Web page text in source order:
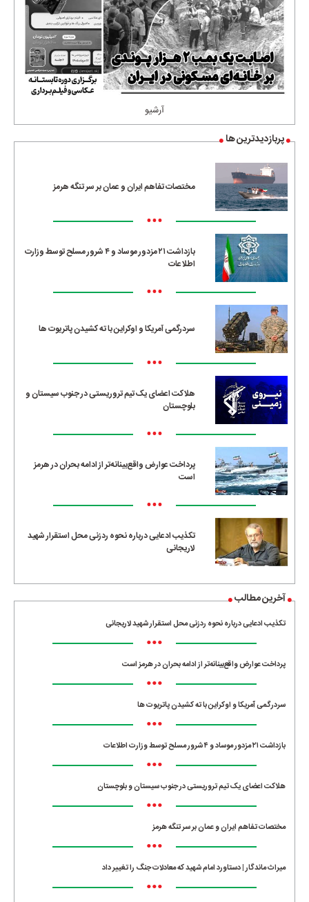
آرشیو
پربازدیدترین ها
مختصات تفاهم ایران و عمان بر سر تنگه هرمز
•••
بازداشت ۲۱ مزدور موساد و ۴ شرور مسلح توسط وزارت
اطلاعات
•••
سردرگمی آمریکا و اوکراین با ته کشیدن پاتریوت ها
•••
هلاکت اعضای یک تیم تروریستی در جنوب سیستان و
بلوچستان
•••
پرداخت عوارض واقع‌بینانه‌تر از ادامه بحران در هرمز
است
•••
تکذیب ادعایی درباره نحوه ردزنی محل استقرار شهید
لاریجانی
آخرین مطالب
تکذیب ادعایی درباره نحوه ردزنی محل استقرار شهید لاریجانی
•••
پرداخت عوارض واقع‌بینانه‌تر از ادامه بحران در هرمز است
•••
سردرگمی آمریکا و اوکراین با ته کشیدن پاتریوت ها
•••
بازداشت ۲۱ مزدور موساد و ۴ شرور مسلح توسط وزارت اطلاعات
•••
هلاکت اعضای یک تیم تروریستی در جنوب سیستان و بلوچستان
•••
مختصات تفاهم ایران و عمان بر سر تنگه هرمز
•••
میراث ماندگار | دستاورد امام شهید که معادلات جنگ را تغییر داد
•••